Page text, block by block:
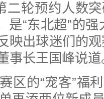
二轮预约人数
是“东北超”的
映出球迷们的
事长王国峰说道
的“宠客”福利